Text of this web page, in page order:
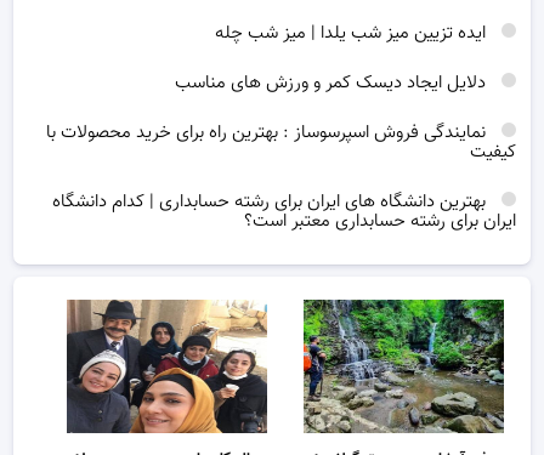
ایده تزیین میز شب یلدا | میز شب چله
دلایل ایجاد دیسک کمر و ورزش های مناسب
نمایندگی فروش اسپرسوساز : بهترین راه برای خرید محصولات با
کیفیت
بهترین دانشگاه های ایران برای رشته حسابداری | کدام دانشگاه
ایران برای رشته حسابداری معتبر است؟